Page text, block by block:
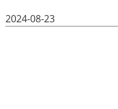
2024-08-23